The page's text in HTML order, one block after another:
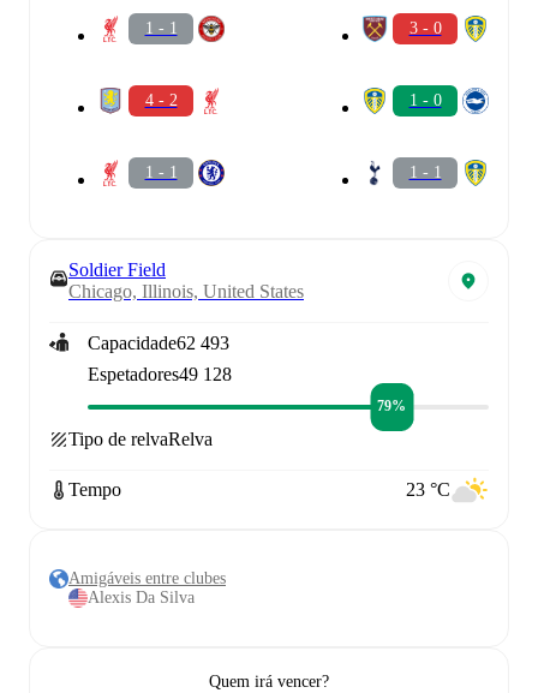
1 - 1
4 - 2
1 - 1
3 - 0
1 - 0
1 - 1
Soldier Field
Chicago, Illinois, United States
Capacidade62 493
Espetadores49 128
79%
Tipo de relvaRelva
Tempo 23 °C
Amigáveis entre clubes
Alexis Da Silva
Quem irá vencer?